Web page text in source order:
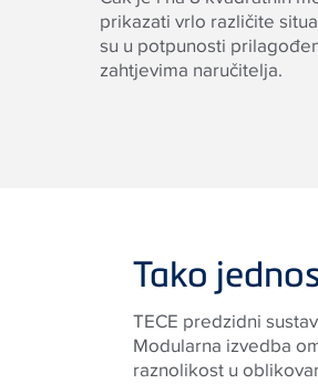
prikazati vrlo različite
su u potpunosti
zahtjevima naručitelja.
Tako
TECE predzidni
Modularna izvedba
raznolikost u